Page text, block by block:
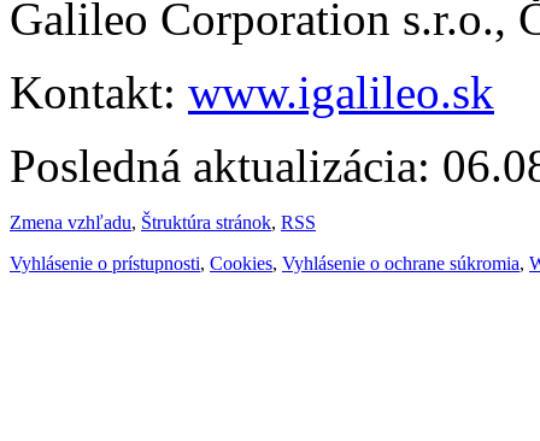
Galileo Corporation s.r.o.,
Kontakt: www.igalileo.sk
Posledná aktualizácia:
Zmena vzhľadu, Štruktúra stránok, RSS
Vyhlásenie o prístupnosti, Cookies, Vyhlásenie o ochrane súkromia,